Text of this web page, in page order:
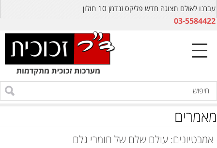
עברנו לאולם תצוגה חדש פליקס זנדמן 10 חולון
03-5584422
מאמרים
אמבטיונים: עולם שלם של חומרי גלם